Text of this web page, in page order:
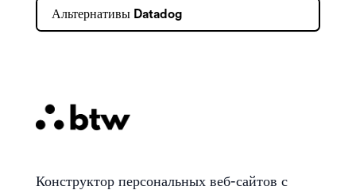
Альтернативы Datadog
Конструктор персональных веб-сайтов с